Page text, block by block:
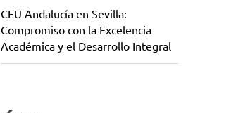
CEU Andalucía en Sevilla:
Compromiso con la Excelencia
Académica y el Desarrollo Integral